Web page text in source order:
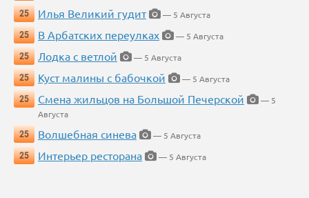
25
Илья Великий гудит
— 5 Августа
25
В Арбатских переулках
— 5 Августа
25
Лодка с ветлой
— 5 Августа
25
Куст малины с бабочкой
— 5 Августа
25
Смена жильцов на Большой Печерской
— 5
Августа
25
Волшебная синева
— 5 Августа
25
Интерьер ресторана — 5 Августа